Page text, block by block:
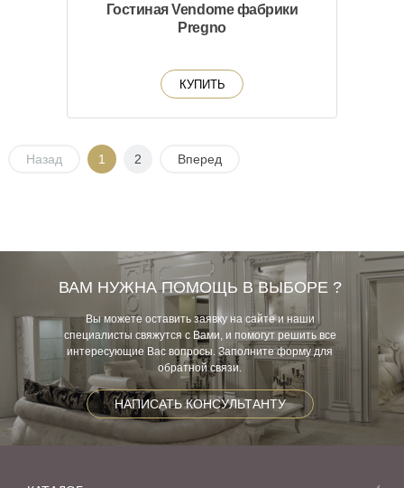
Гостиная Vendome фабрики
Pregno
КУПИТЬ
Назад 1 2 Вперед
ВАМ НУЖНА ПОМОЩЬ В ВЫБОРЕ ?
Вы можете оставить заявку на сайте и наши
специалисты свяжутся с Вами, и помогут решить все
интересующие Вас вопросы. Заполните форму для
обратной связи.
НАПИСАТЬ КОНСУЛЬТАНТУ